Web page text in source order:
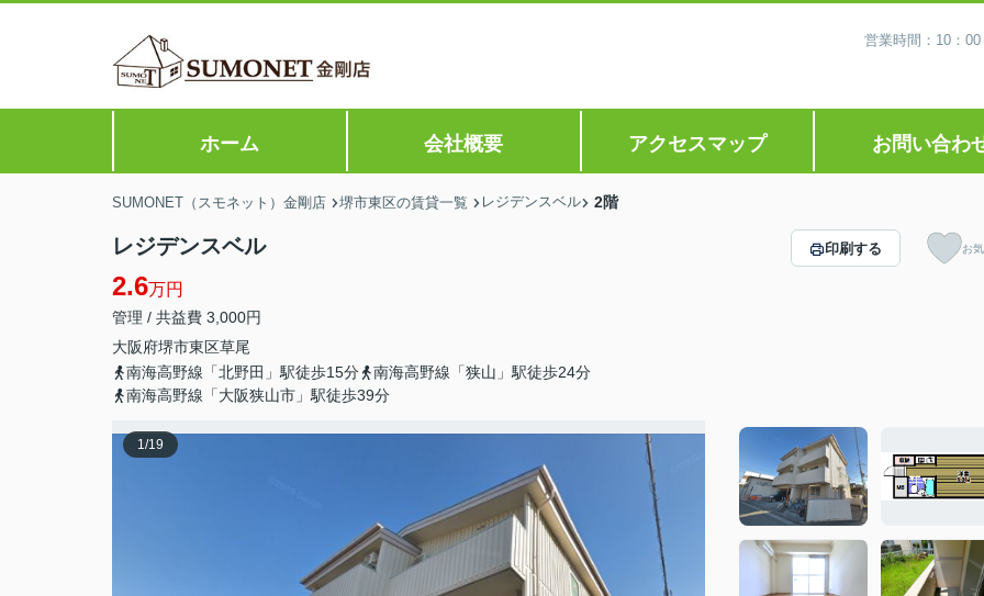
営業時間：10：
ホーム 会社概要 アクセスマップ お問い合わ
SUMONET（スモネット）金剛店 堺市東区の賃貸一覧 レジデンスベル 2階
レジデンスベル
2.6万円
管理 / 共益費 3,000円
大阪府堺市東区草尾
南海高野線「北野田」駅徒歩15分
南海高野線「狭山」駅徒歩24分
南海高野線「大阪狭山市」駅徒歩39分
印刷する お
1/19